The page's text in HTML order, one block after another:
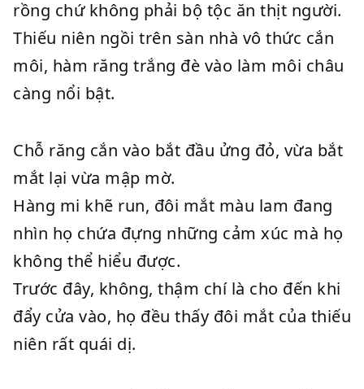
rồng chứ không phải bộ tộc ăn thịt người.
Thiếu niên ngồi trên sàn nhà vô thức cắn
môi, hàm răng trắng đè vào làm môi châu
càng nổi bật.
Chỗ răng cắn vào bắt đầu ửng đỏ, vừa bắt
mắt lại vừa mập mờ.
Hàng mi khẽ run, đôi mắt màu lam đang
nhìn họ chứa đựng những cảm xúc mà họ
không thể hiểu được.
Trước đây, không, thậm chí là cho đến khi
đẩy cửa vào, họ đều thấy đôi mắt của thiếu
niên rất quái dị.